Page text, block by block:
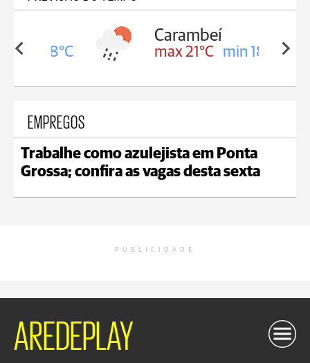
18°C
Carambeí
max 21°C min 18°C
EMPREGOS
Trabalhe como azulejista em Ponta
Grossa; confira as vagas desta sexta
PUBLICIDADE
AREDEPLAY